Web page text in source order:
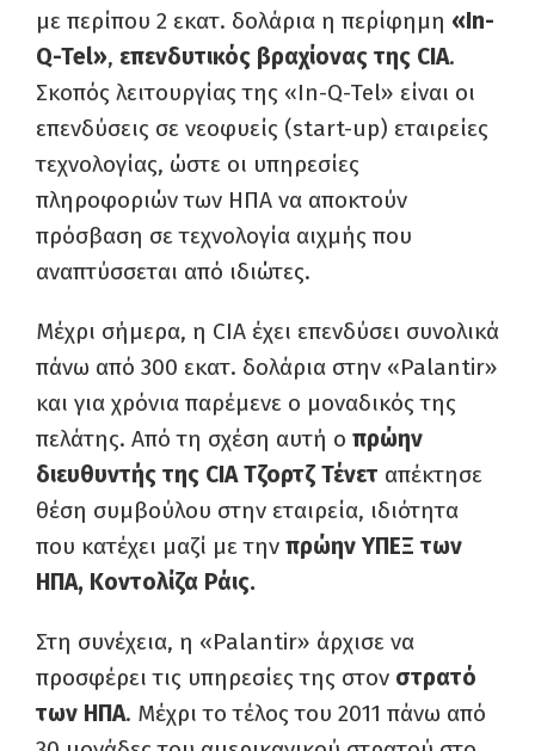
με περίπου 2 εκατ. δολάρια η περίφημη «In-
Q-Tel», επενδυτικός βραχίονας της CIA.
Σκοπός λειτουργίας της «In-Q-Tel» είναι οι
επενδύσεις σε νεοφυείς (start-up) εταιρείες
τεχνολογίας, ώστε οι υπηρεσίες
πληροφοριών των ΗΠΑ να αποκτούν
πρόσβαση σε τεχνολογία αιχμής που
αναπτύσσεται από ιδιώτες.
Μέχρι σήμερα, η CIA έχει επενδύσει συνολικά
πάνω από 300 εκατ. δολάρια στην «Palantir»
και για χρόνια παρέμενε ο μοναδικός της
πελάτης. Από τη σχέση αυτή ο πρώην
διευθυντής της CIA Τζορτζ Τένετ απέκτησε
θέση συμβούλου στην εταιρεία, ιδιότητα
που κατέχει μαζί με την πρώην ΥΠΕΞ των
ΗΠΑ, Κοντολίζα Ράις.
Στη συνέχεια, η «Palantir» άρχισε να
προσφέρει τις υπηρεσίες της στον στρατό
των ΗΠΑ. Μέχρι το τέλος του 2011 πάνω από